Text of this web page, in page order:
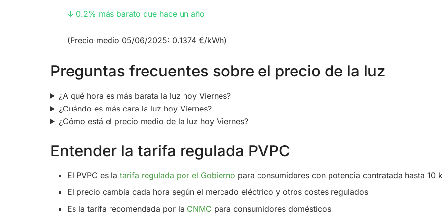
↓ 0.2% más barato que hace un año
(Precio medio 05/06/2025: 0.1374 €/kWh)
Preguntas frecuentes sobre el precio de la luz
¿A qué hora es más barata la luz hoy Viernes?
¿Cuándo es más cara la luz hoy Viernes?
¿Cómo está el precio medio de la luz hoy Viernes?
Entender la tarifa regulada PVPC
El PVPC es latarifa regulada por el Gobierno para consumidores con potencia contratada hasta 10
El precio cambia cada hora según el mercado eléctrico y otros costes regulados
Es la tarifa recomendada por la CNMC para consumidores domésticos